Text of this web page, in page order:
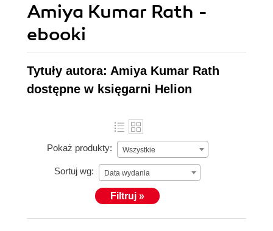
Amiya Kumar Rath -
ebooki
Tytuły autora: Amiya Kumar Rath
dostępne w księgarni Helion
Pokaż produkty: Wszystkie
Sortuj wg: Data wydania
Filtruj »